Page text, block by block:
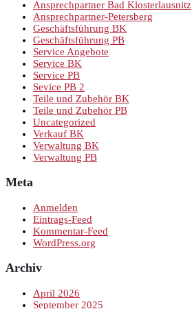
Ansprechpartner Bad Klosterlausnitz
Ansprechpartner-Petersberg
Geschäftsführung BK
Geschäftsführung PB
Service Angebote
Service BK
Service PB
Sevice PB 2
Teile und Zubehör BK
Teile und Zubehör PB
Uncategorized
Verkauf BK
Verwaltung BK
Verwaltung PB
Meta
Anmelden
Eintrags-Feed
Kommentar-Feed
WordPress.org
Archiv
April 2026
September 2025